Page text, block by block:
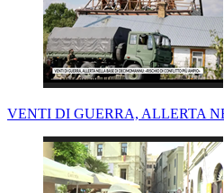
VENTI DI GUERRA, ALLERTA